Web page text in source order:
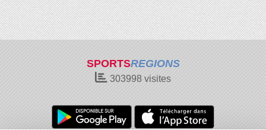
SPORTSREGIONS
303998 visites